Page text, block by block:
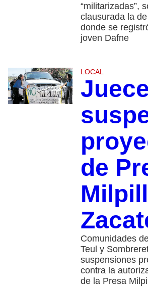
“militarizadas”,
clausurada la
donde se
joven Dafne
LOCAL
de
Comunidades
Teul y
suspensiones
contra la
de la Presa